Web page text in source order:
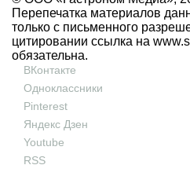
Перепечатка материалов
только с письменного
цитировании ссылка на
обязательна.
ВКонтакте
Одноклассники
Pinterest
Яндекс Дзен
Youtube
RSS